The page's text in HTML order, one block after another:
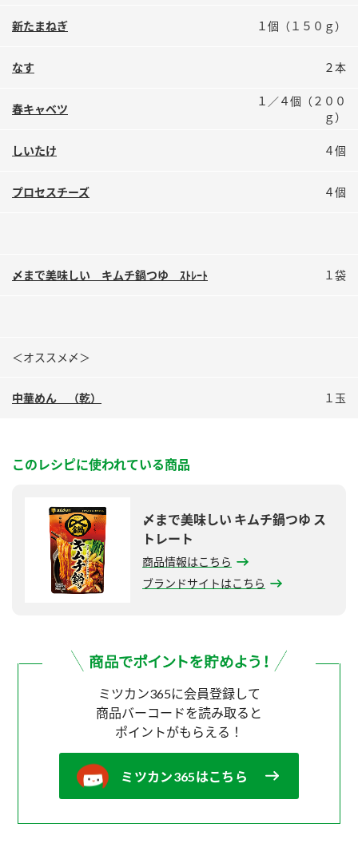
業務用サイト 製造所固有記号一覧
新たまねぎ １個（１５０ｇ）
なす ２本
春キャベツ
１／４個（２００
ｇ）
しいたけ ４個
プロセスチーズ ４個
〆まで美味しい キムチ鍋つゆ ｽﾄﾚｰﾄ １袋
＜オススメ〆＞
中華めん （乾） １玉
このレシピに使われている商品
〆まで美味しい キムチ鍋つゆ ス
トレート
商品情報はこちら
ブランドサイトはこちら
ミツカン365に会員登録して
商品バーコードを読み取ると
ポイントがもらえる！
ミツカン365はこちら